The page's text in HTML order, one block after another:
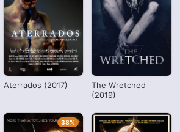
Aterrados (2017)
The Wretched
(2019)
38%